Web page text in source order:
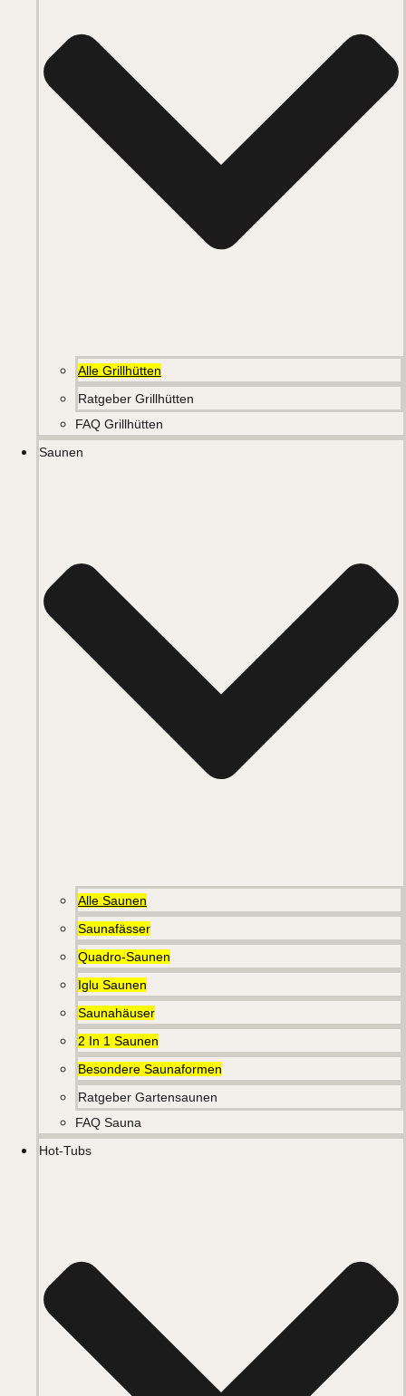
Alle Grillhütten
Ratgeber Grillhütten
FAQ Grillhütten
Saunen
Alle Saunen
Saunafässer
Quadro-Saunen
Iglu Saunen
Saunahäuser
2 In 1 Saunen
Besondere Saunaformen
Ratgeber Gartensaunen
FAQ Sauna
Hot-Tubs